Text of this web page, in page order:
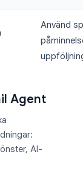
Använd
Agent
AI-